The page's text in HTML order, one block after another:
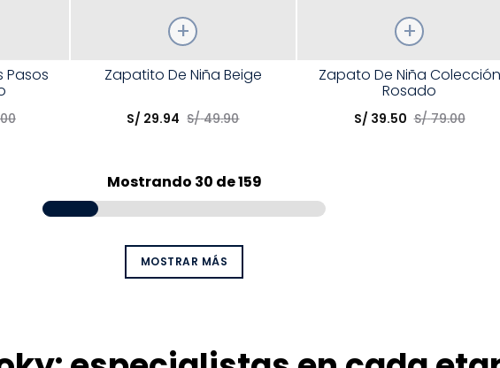
Pasos
00
Zapatito De Niña Beige
S/ 29.94 S/ 49.90
Talla
Elige una opción
Zapato De Niña Colección
Rosado
S/ 39.50 S/ 79.00
Mostrando 30 de 159
MOSTRAR MÁS